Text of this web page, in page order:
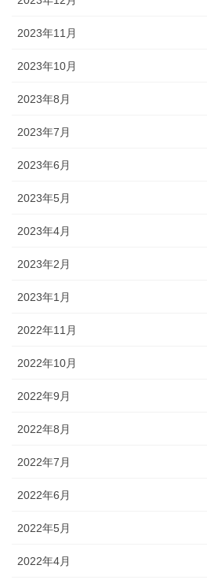
2023年11月
2023年10月
2023年8月
2023年7月
2023年6月
2023年5月
2023年4月
2023年2月
2023年1月
2022年11月
2022年10月
2022年9月
2022年8月
2022年7月
2022年6月
2022年5月
2022年4月